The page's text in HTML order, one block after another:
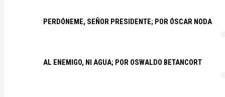
PERDÓNEME, SEÑOR PRESIDENTE; POR ÓSCAR NODA
AL ENEMIGO, NI AGUA; POR OSWALDO BETANCORT